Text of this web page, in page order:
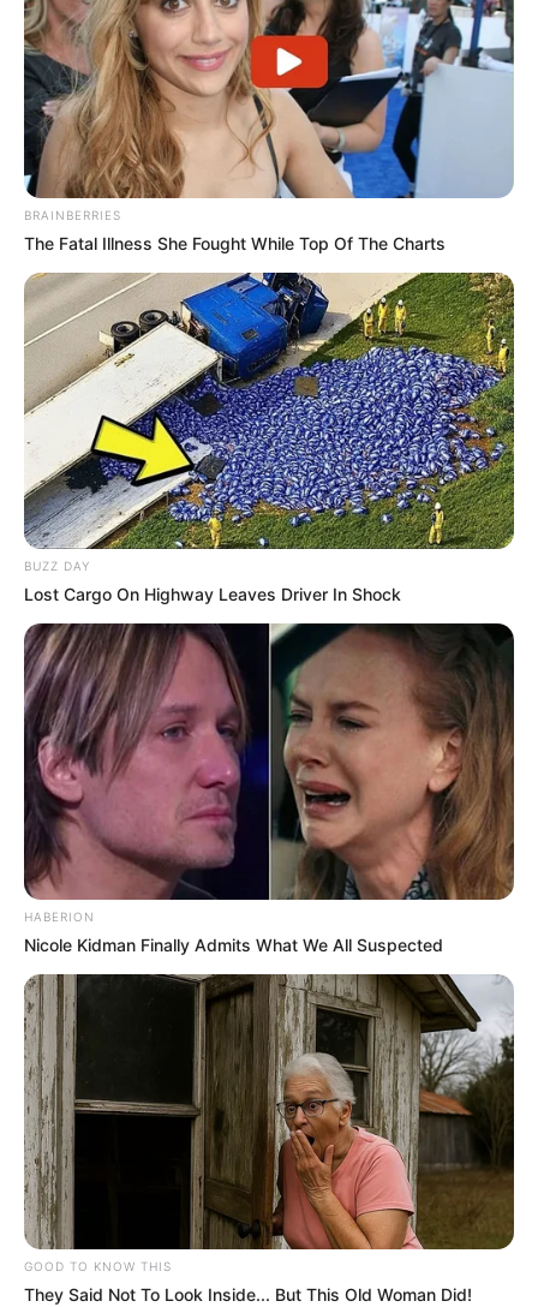
BAIXE A RECEITA GRÁTIS AQUI
5.Vestido de crochê para bebê
Círculo
BRAINBERRIES
The Fatal Illness She Fought While Top Of The Charts
BUZZ DAY
Lost Cargo On Highway Leaves Driver In Shock
HABERION
Nicole Kidman Finally Admits What We All Suspected
GOOD TO KNOW THIS
They Said Not To Look Inside... But This Old Woman Did!